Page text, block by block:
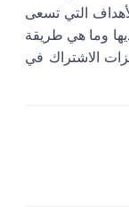
التي تسعى
وما هي طريقة
الاشتراك في